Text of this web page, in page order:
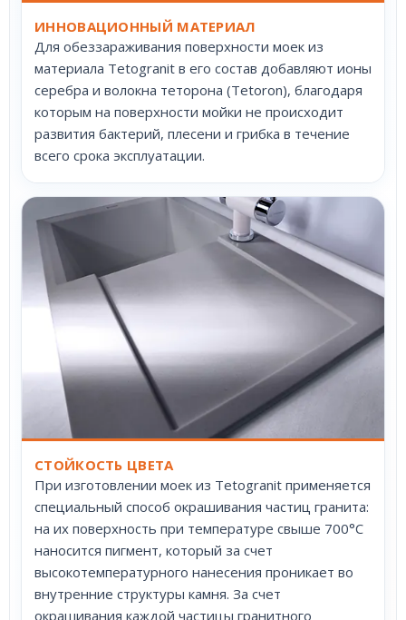
ИННОВАЦИОННЫЙ МАТЕРИАЛ
Для обеззараживания поверхности моек из
материала Tetogranit в его состав добавляют ионы
серебра и волокна теторона (Tetoron), благодаря
которым на поверхности мойки не происходит
развития бактерий, плесени и грибка в течение
всего срока эксплуатации.
СТОЙКОСТЬ ЦВЕТА
При изготовлении моек из Tetogranit применяется
специальный способ окрашивания частиц гранита:
на их поверхность при температуре свыше 700°С
наносится пигмент, который за счет
высокотемпературного нанесения проникает во
внутренние структуры камня. За счет
окрашивания каждой частицы гранитного